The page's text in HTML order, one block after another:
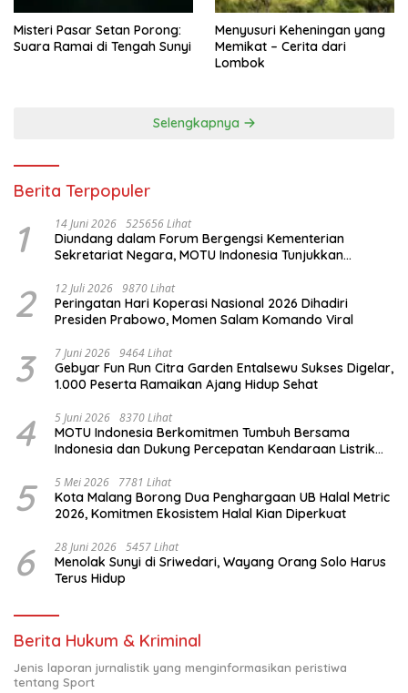
Misteri Pasar Setan Porong:
Suara Ramai di Tengah Sunyi
Menyusuri Keheningan yang
Memikat – Cerita dari
Lombok
Selengkapnya
Berita Terpopuler
1 14 Juni 2026 525656 Lihat
Diundang dalam Forum Bergengsi Kementerian
Sekretariat Negara, MOTU Indonesia Tunjukkan
2 12 Juli 2026 9870 Lihat
Peringatan Hari Koperasi Nasional 2026 Dihadiri
Presiden Prabowo, Momen Salam Komando Viral
3 7 Juni 2026 9464 Lihat
Gebyar Fun Run Citra Garden Entalsewu Sukses Digelar,
1.000 Peserta Ramaikan Ajang Hidup Sehat
4 5 Juni 2026 8370 Lihat
MOTU Indonesia Berkomitmen Tumbuh Bersama
Indonesia dan Dukung Percepatan Kendaraan Listrik
5 5 Mei 2026 7781 Lihat
Kota Malang Borong Dua Penghargaan UB Halal Metric
2026, Komitmen Ekosistem Halal Kian Diperkuat
6 28 Juni 2026 5457 Lihat
Menolak Sunyi di Sriwedari, Wayang Orang Solo Harus
Terus Hidup
Berita Hukum & Kriminal
Jenis laporan jurnalistik yang menginformasikan peristiwa
tentang Sport